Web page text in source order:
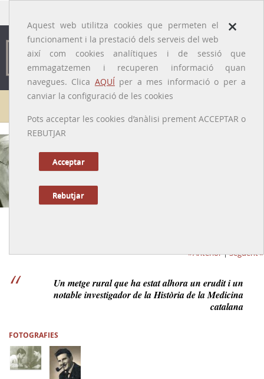
×
Aquest web utilitza cookies que permeten el
funcionament i la prestació dels serveis del web
així com cookies analítiques i de sessió que
emmagatzemen i recuperen informació quan
navegues. Clica AQUÍper a mes informació o per a
canviar la configuració de les cookies
Pots acceptar les cookies d’anàlisi prement ACCEPTAR o
REBUTJAR
Acceptar
Rebutjar
Galeria de metges
Anterior|Següent
Un metge rural que ha estat alhora un erudit i un
notable investigador de la Història de la Medicina
catalana
FOTOGRAFIES